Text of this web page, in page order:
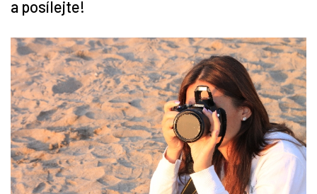
a posílejte!